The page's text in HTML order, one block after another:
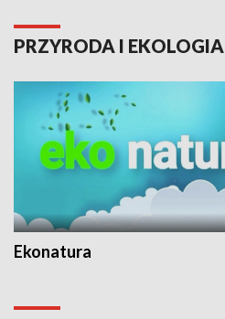
PRZYRODA I EKOLOGIA
Ekonatura